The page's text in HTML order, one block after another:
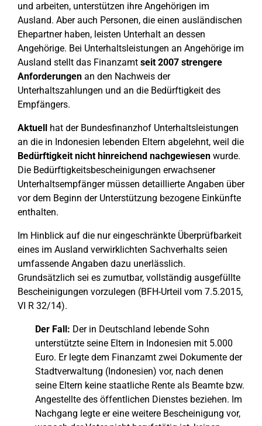
und arbeiten, unterstützen ihre Angehörigen im
Ausland. Aber auch Personen, die einen ausländischen
Ehepartner haben, leisten Unterhalt an dessen
Angehörige. Bei Unterhaltsleistungen an Angehörige im
Ausland stellt das Finanzamt seit 2007 strengere
Anforderungen an den Nachweis der
Unterhaltszahlungen und an die Bedürftigkeit des
Empfängers.
Aktuell hat der Bundesfinanzhof Unterhaltsleistungen
an die in Indonesien lebenden Eltern abgelehnt, weil die
Bedürftigkeit nicht hinreichend nachgewiesen wurde.
Die Bedürftigkeitsbescheinigungen erwachsener
Unterhaltsempfänger müssen detaillierte Angaben über
vor dem Beginn der Unterstützung bezogene Einkünfte
enthalten.
Im Hinblick auf die nur eingeschränkte Überprüfbarkeit
eines im Ausland verwirklichten Sachverhalts seien
umfassende Angaben dazu unerlässlich.
Grundsätzlich sei es zumutbar, vollständig ausgefüllte
Bescheinigungen vorzulegen (BFH-Urteil vom 7.5.2015,
VI R 32/14).
Der Fall: Der in Deutschland lebende Sohn
unterstützte seine Eltern in Indonesien mit 5.000
Euro. Er legte dem Finanzamt zwei Dokumente der
Stadtverwaltung (Indonesien) vor, nach denen
seine Eltern keine staatliche Rente als Beamte bzw.
Angestellte des öffentlichen Dienstes beziehen. Im
Nachgang legte er eine weitere Bescheinigung vor,